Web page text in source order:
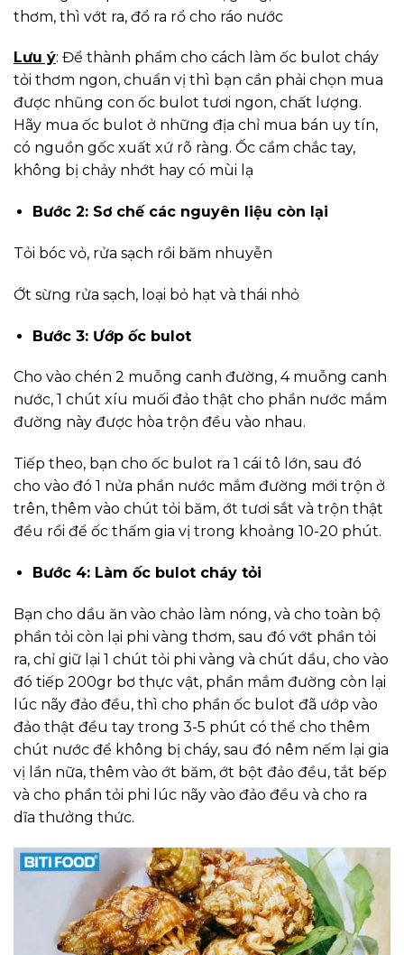
thơm, thì vớt ra, đổ ra rổ cho ráo nước
Lưu ý: Để thành phẩm cho cách làm ốc bulot cháy
tỏi thơm ngon, chuẩn vị thì bạn cần phải chọn mua
được nhũng con ốc bulot tươi ngon, chất lượng.
Hãy mua ốc bulot ở những địa chỉ mua bán uy tín,
có nguồn gốc xuất xứ rõ ràng. Ốc cầm chắc tay,
không bị chảy nhớt hay có mùi lạ
Bước 2: Sơ chế các nguyên liệu còn lại
Tỏi bóc vỏ, rửa sạch rồi băm nhuyễn
Ớt sừng rửa sạch, loại bỏ hạt và thái nhỏ
Bước 3: Ướp ốc bulot
Cho vào chén 2 muỗng canh đường, 4 muỗng canh
nước, 1 chút xíu muối đảo thật cho phần nước mắm
đường này được hòa trộn đều vào nhau.
Tiếp theo, bạn cho ốc bulot ra 1 cái tô lớn, sau đó
cho vào đó 1 nửa phần nước mắm đường mới trộn ở
trên, thêm vào chút tỏi băm, ớt tươi sắt và trộn thật
đều rồi để ốc thấm gia vị trong khoảng 10-20 phút.
Bước 4: Làm ốc bulot cháy tỏi
Bạn cho dầu ăn vào chảo làm nóng, và cho toàn bộ
phần tỏi còn lại phi vàng thơm, sau đó vớt phần tỏi
ra, chỉ giữ lại 1 chút tỏi phi vàng và chút dầu, cho vào
đó tiếp 200gr bơ thực vật, phần mắm đường còn lại
lúc nãy đảo đều, thì cho phần ốc bulot đã ướp vào
đảo thật đều tay trong 3-5 phút có thể cho thêm
chút nước để không bị cháy, sau đó nêm nếm lại gia
vị lần nữa, thêm vào ớt băm, ớt bột đảo đều, tắt bếp
và cho phần tỏi phi lúc nãy vào đảo đều và cho ra
dĩa thưởng thức.